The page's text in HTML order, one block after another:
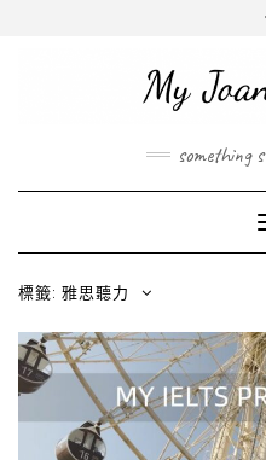
something
標籤: 雅思聽力